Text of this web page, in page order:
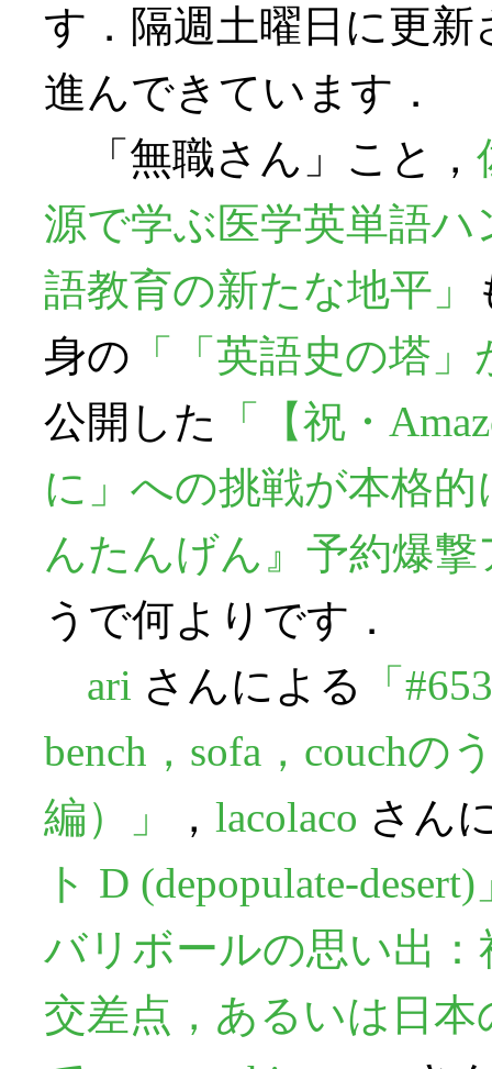
す．隔週土曜日に更
進んできています．
「無職さん」こと，
源で学ぶ医学英単語
語教育の新たな地平」
身の 「「英語史の塔
公開した
「【祝・
に」への挑戦が本格
んたんげん』予約爆
うで何よりです．
ari さんによる
「
bench，sofa，couch
編）」
， lacolaco さん
ト D (depopulate-desert)
バリボールの思い出
交差点，あるいは日